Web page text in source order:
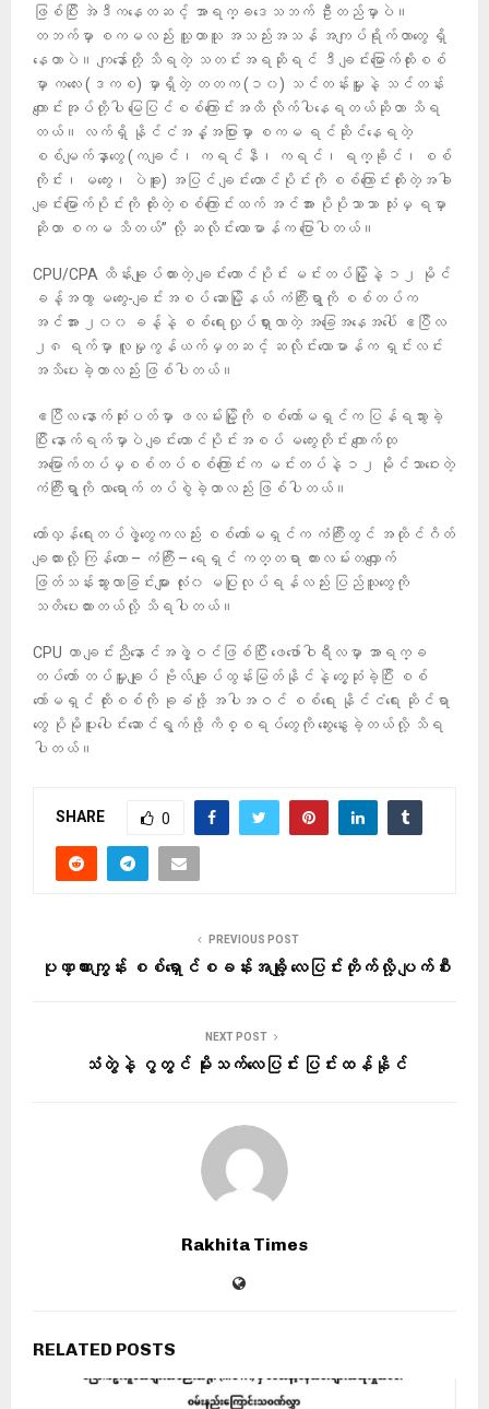
ဖြစ်ပြီး အဲဒီကနေတဆင့် အာရက္ခဒေသဘက် ဦးတည်မှာပဲ။
တဘက်မှာ စကမလည်း သူ့ဟာသူ အသည်းအသန် အကျပ်ရိုက်တာတွေ ရှိ
နေတာပဲ။ ကျနော်တို့ သိရတဲ့ သတင်းအရဆိုရင် ဒီ ချင်းမြောက်ထိုးစစ်
မှာ ကလေး (ဒကစ) မှာရှိတဲ့ တတက (၁၀) သင်တန်းမှူးနဲ့ သင်တန်း
ကျောင်းအုပ်တို့ပါ မြေပြင်စစ်ကြောင်းအထိ လိုက်ပါနေရတယ်ဆိုတာ သိရ
တယ်။ လက်ရှိ နိုင်ငံအနှံ့အပြားမှာ စကမ ရင်ဆိုင်နေရတဲ့
စစ်မျက်နှာတွေ (ကချင်၊ ကရင်နီ၊ ကရင်၊ ရက္ခိုင်၊ စစ်
ကိုင်း၊ မကွေး၊ ပဲခူး) အပြင် ချင်းတောင်ပိုင်းကို စစ်ကြောင်းထိုးတဲ့အခါ
ချင်းမြောက်ပိုင်းကို ထိုးတဲ့စစ်ကြောင်းထက် အင်အား ပိုပိုသာသာ သုံးမှ ရမှာ
ဆိုတာ စကမ သိတယ်” လို့ ဆလိုင်းယောမာန်က ပြောပါတယ်။
CPU/CPA ထိန်းချုပ်ထားတဲ့ ချင်းတောင်ပိုင်း မင်းတပ်မြို့နဲ့ ၁၂ မိုင်
ခန့်အကွာ မကွေး-ချင်းအစပ် ဆောမြို့နယ် ကံကြီးရွာကို စစ်တပ်က
အင်အား ၂၀၀ ခန့်နဲ့ စစ်ရေးလှုပ်ရှားလာတဲ့ အခြေအနေအပေါ် ဧပြီလ
၂၈ ရက်မှာ လူမှုကွန်ယက်မှတဆင့် ဆလိုင်းယောမာန်က ရှင်းလင်း
အသိပေးခဲ့တာလည်း ဖြစ်ပါတယ်။
ဧပြီလ နောက်ဆုံးပတ်မှာ ဖလမ်းမြို့ကို စစ်ကော်မရှင်က ပြန်ရသွားခဲ့
ပြီး နောက်ရက်မှာပဲ ချင်းတောင်ပိုင်းအစပ် မကွေးတိုင်း ကျောက်ထု
အမြောက်တပ်မှစစ်တပ်စစ်​ကြောင်းက မင်းတပ်နဲ့ ၁၂ မိုင်သာဝေးတဲ့
ကံကြီးရွာကို လာရောက် တပ်စွဲခဲ့တာလည်း ဖြစ်ပါတယ်။
တော်လှန်ရေးတပ်ဖွဲ့တွေကလည်း စစ်ကော်မရှင်က ကံကြီးတွင် အထိုင်ဂိတ်
ချထားလို့ ကြန်တော – ကံကြီး – ရေရှင် ကတ္တရာ ကားလမ်းတလျှောက်
ဖြတ်သန်းသွားလာခြင်းများ လုံး၀ မပြုလုပ်ရန်လည်း ပြည်သူတွေကို
သတိပေးထားတယ်လို့ သိရပါတယ်။
CPU ဟာ ချင်းညီနောင်အဖွဲ့ဝင်ဖြစ်ပြီး ဖေဖော်ဝါရီလမှာ အာရက္ခ
တပ်တော် တပ်မှူးချုပ် ဗိုလ်ချုပ်ထွန်းမြတ်နိုင်နဲ့ တွေ့ဆုံခဲ့ပြီး စစ်
ကော်မရှင် ထိုးစစ်ကို ခုခံဖို့ အပါအဝင် စစ်ရေး နိုင်ငံရေး ဆိုင်ရာ
တွေ ပိုမိုပူးပေါင်းဆောင်ရွက်ဖို့ ကိစ္စရပ်တွေကို ဆွေးနွေးခဲ့တယ်လို့ သိရ
ပါတယ်။
SHARE 0
PREVIOUS POST
ပုဏ္ဏားကျွန်း စစ်ရှောင်စခန်းအချို့ လေပြင်းတိုက်လို့ ပျက်စီး
NEXT POST
သံတွဲနဲ့ ဂွတွင် မိုးသက်လေပြင်း ပြင်းထန်နိုင်
Rakhita Times
RELATED POSTS